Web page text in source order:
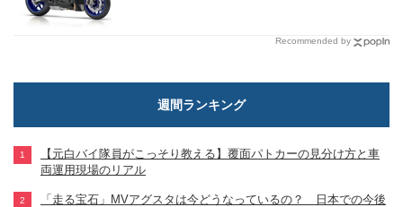
Recommended by
週間ランキング
【元白バイ隊員がこっそり教える】覆面パトカーの見分け方と車
両運用現場のリアル
「走る宝石」MVアグスタは今どうなっているの？ 日本での今後